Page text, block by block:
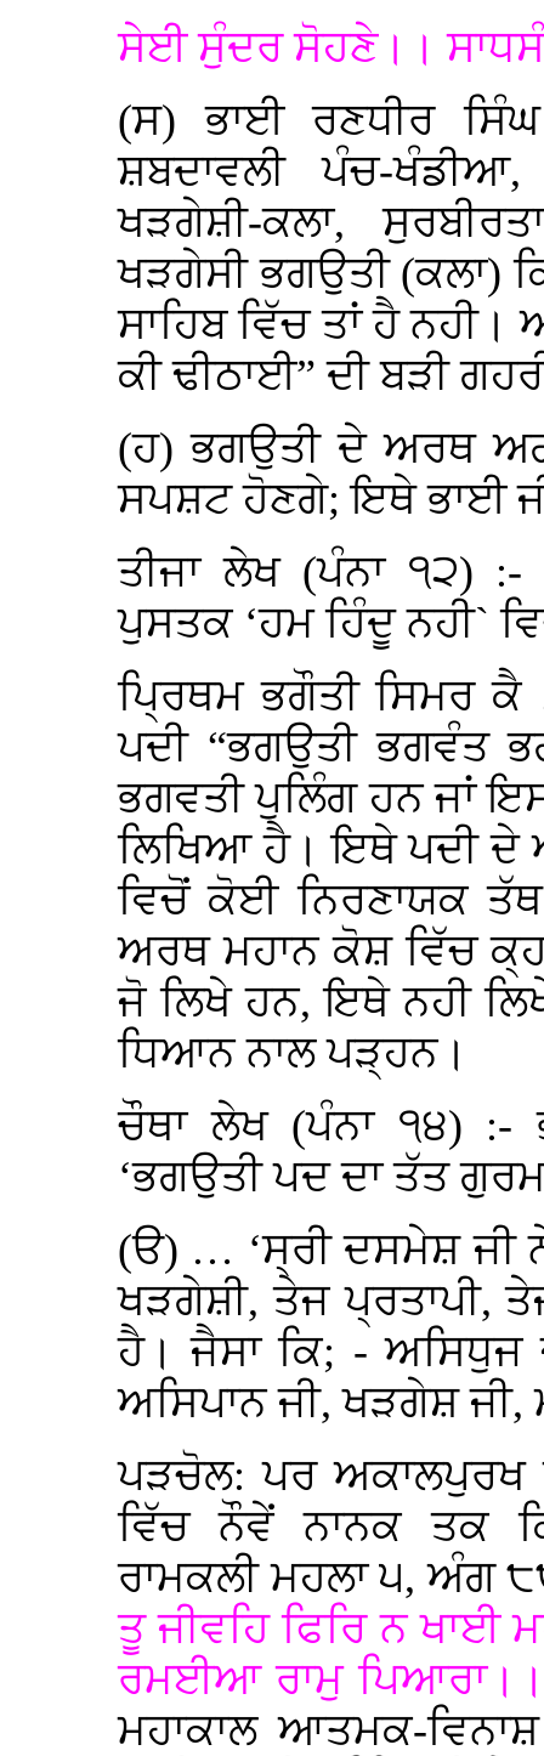
ਸੇਈ ਸੁੰਦਰ ਸੋਹਣੇ।।
(ਸ) ਭਾਈ ਰਣਧੀਰ
ਸ਼ਬਦਾਵਲੀ ਪੰਚ-
ਖੜਗੇਸ਼ੀ-ਕਲਾ,
ਖੜਗੇਸੀ ਭਗਉਤੀ (ਕਲਾ)
ਸਾਹਿਬ ਵਿੱਚ ਤਾਂ ਹੈ
ਕੀ ਢੀਠਾਈ” ਦੀ ਬੜੀ
(ਹ) ਭਗਉਤੀ ਦੇ ਅਰਥ
ਸਪਸ਼ਟ ਹੋਣਗੇ; ਇਥੇ ਭਾਈ
ਤੀਜਾ ਲੇਖ (ਪੰਨਾ ੧੨) :-
ਪੁਸਤਕ ‘ਹਮ ਹਿੰਦੂ ਨਹੀ`
ਪ੍ਰਿਥਮ ਭਗੌਤੀ ਸਿਮਰ ਕੈ
ਪਦੀ “ਭਗਉਤੀ ਭਗਵੰਤ
ਭਗਵਤੀ ਪੁਲਿੰਗ ਹਨ ਜਾਂ
ਲਿਖਿਆ ਹੈ। ਇਥੇ ਪਦੀ ਦੇ
ਵਿਚੋਂ ਕੋਈ ਨਿਰਣਾਯਕ
ਅਰਥ ਮਹਾਨ ਕੋਸ਼ ਵਿੱਚ
ਜੋ ਲਿਖੇ ਹਨ, ਇਥੇ ਨਹੀ
ਧਿਆਨ ਨਾਲ ਪੜ੍ਹਨ।
ਚੌਥਾ ਲੇਖ (ਪੰਨਾ ੧੪) :-
‘ਭਗਉਤੀ ਪਦ ਦਾ ਤੱਤ
(ੳ) … ‘ਸ੍ਰੀ ਦਸਮੇਸ਼ ਜੀ
ਖੜਗੇਸ਼ੀ, ਤੇਜ ਪ੍ਰਤਾਪੀ,
ਹੈ। ਜੈਸਾ ਕਿ; - ਅਸਿਧੁਜ
ਅਸਿਪਾਨ ਜੀ, ਖੜਗੇਸ਼ ਜੀ,
ਪੜਚੋਲ: ਪਰ ਅਕਾਲਪੁਰਖ
ਵਿੱਚ ਨੌਵੇਂ ਨਾਨਕ ਤਕ
ਰਾਮਕਲੀ ਮਹਲਾ ੫, ਅੰਗ
ਤੂ ਜੀਵਹਿ ਫਿਰਿ ਨ ਖਾਈ
ਰਮਈਆ ਰਾਮੁ
ਮਹਾਕਾਲ ਆਤਮਕ-